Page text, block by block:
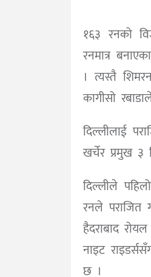
१६३ रनको
रनमात्र
। त्यस्तै
कागीसो
दिल्लीलाई
खर्चेर प्रमुख ३
दिल्लीले
रनले पराजित
हैदराबाद
नाइट
छ ।